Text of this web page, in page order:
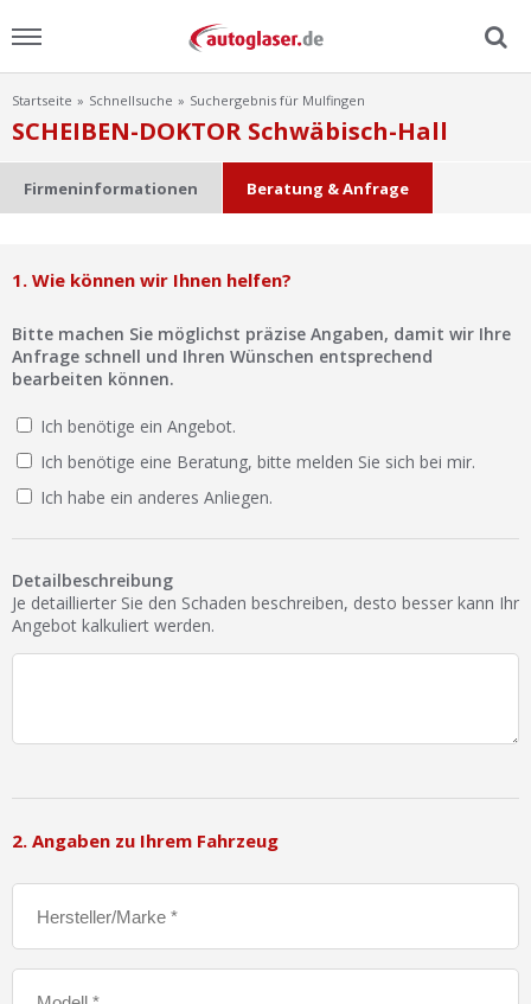
Menu
Home
Ratgeber
Scheibensuche
FAQ
Lexikon
Ist Ihre Werkstatt schon dabei?
Werkstatt Login
Startseite Schnellsuche Suchergebnis für Mulfingen
SCHEIBEN-DOKTOR Schwäbisch-Hall
Firmeninformationen Beratung & Anfrage
1. Wie können wir Ihnen helfen?
Bitte machen Sie möglichst präzise Angaben, damit wir Ihre
Anfrage schnell und Ihren Wünschen entsprechend
bearbeiten können.
Ich benötige ein Angebot.
Ich benötige eine Beratung, bitte melden Sie sich bei mir.
Ich habe ein anderes Anliegen.
Detailbeschreibung
Je detaillierter Sie den Schaden beschreiben, desto besser kann Ihr
Angebot kalkuliert werden.
2. Angaben zu Ihrem Fahrzeug